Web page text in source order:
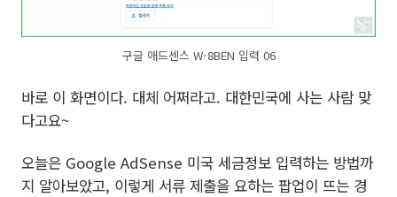
구글 애드센스 W-8BEN 입력 06
바로 이 화면이다. 대체 어쩌라고. 대한민국에 사는 사람 맞
다고요~
오늘은 Google AdSense 미국 세금정보 입력하는 방법까
지 알아보았고, 이렇게 서류 제출을 요하는 팝업이 뜨는 경